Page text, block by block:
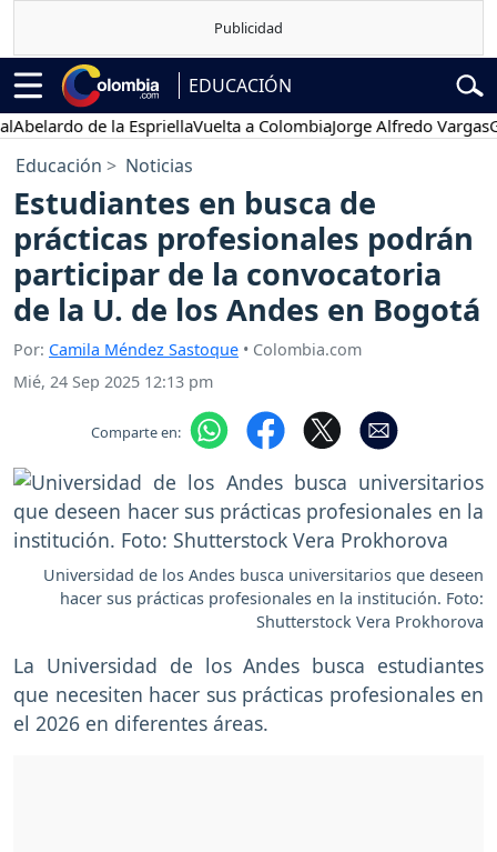
EDUCACIÓN
de la EspriellaVuelta a ColombiaJorge Alfredo Vargas
Educación Noticias
Estudiantes en busca de
prácticas profesionales podrán
participar de la convocatoria
de la U. de los Andes en Bogotá
Por: Camila Méndez Sastoque • Colombia.com
Mié, 24 Sep 2025 12:13 pm
Comparte en:
Universidad de los Andes busca universitarios que deseen
hacer sus prácticas profesionales en la institución. Foto:
Shutterstock Vera Prokhorova
La Universidad de los Andes busca estudiantes
que necesiten hacer sus prácticas profesionales en
el 2026 en diferentes áreas.